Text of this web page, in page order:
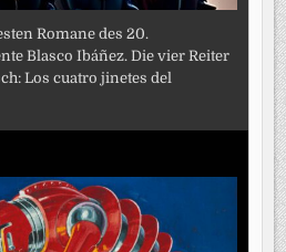
Romane des 20.
Blasco Ibáñez. Die vier Reiter
Los cuatro jinetes del